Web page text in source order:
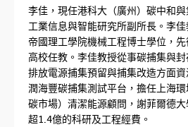
李佳，現任港科大（廣州）碳中和
工業信息與智能研究所副所長。李
帝國理工學院機械工程博士學位，
高校任教。李佳教授從事碳捕集與
排放電源捕集預留與捕集改造方面
潤海豐碳捕集測試平台，擔任上海
碳市場）清潔能源顧問，謝菲爾德
超1.4億的科研及工程經費。